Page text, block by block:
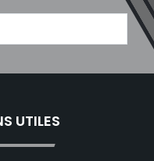
UTILES